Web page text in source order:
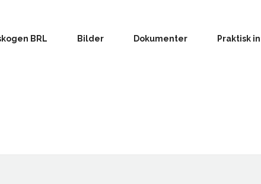
BRL Bilder Dokumenter Praktisk